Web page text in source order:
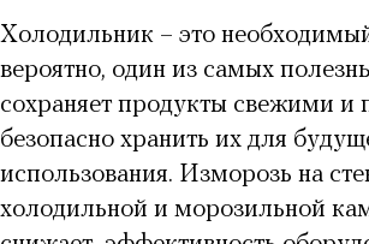
Холодильник – это
вероятно, один из самых
сохраняет продукты свежими и
безопасно хранить их для
использования. Изморозь на
холодильной и морозильной